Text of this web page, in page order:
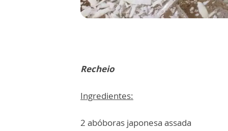
Recheio
Ingredientes:
2 abóboras japonesa assada